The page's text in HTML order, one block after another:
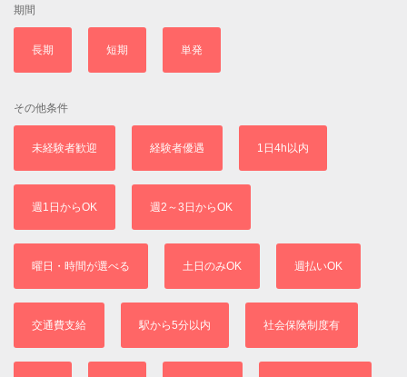
期間
長期 短期 単発
その他条件
未経験者歓迎 経験者優遇 1日4h以内
週1日からOK 週2～3日からOK
曜日・時間が選べる 土日のみOK 週払いOK
交通費支給 駅から5分以内 社会保険制度有